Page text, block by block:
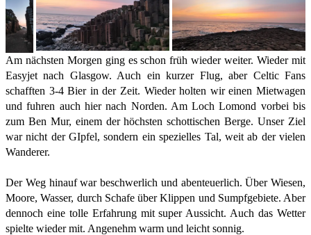
Am nächsten Morgen ging es schon früh wieder weiter. Wieder mit
Easyjet nach Glasgow. Auch ein kurzer Flug, aber Celtic Fans
schafften 3-4 Bier in der Zeit. Wieder holten wir einen Mietwagen
und fuhren auch hier nach Norden. Am Loch Lomond vorbei bis
zum Ben Mur, einem der höchsten schottischen Berge. Unser Ziel
war nicht der GIpfel, sondern ein spezielles Tal, weit ab der vielen
Wanderer.
Der Weg hinauf war beschwerlich und abenteuerlich. Über Wiesen,
Moore, Wasser, durch Schafe über Klippen und Sumpfgebiete. Aber
dennoch eine tolle Erfahrung mit super Aussicht. Auch das Wetter
spielte wieder mit. Angenehm warm und leicht sonnig.